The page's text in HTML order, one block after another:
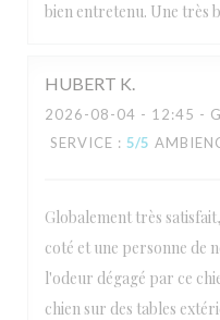
bien entretenu. Une très
HUBERT K
2026-08-04 - 12:45 -
SERVICE : 5/5
Globalement très
coté et une personne de
l'odeur dégagé par ce
chien sur des tables